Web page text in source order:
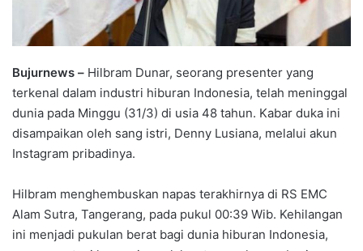
Bujurnews – Hilbram Dunar, seorang presenter yang
terkenal dalam industri hiburan Indonesia, telah meninggal
dunia pada Minggu (31/3) di usia 48 tahun. Kabar duka ini
disampaikan oleh sang istri, Denny Lusiana, melalui akun
Instagram pribadinya.
Hilbram menghembuskan napas terakhirnya di RS EMC
Alam Sutra, Tangerang, pada pukul 00:39 Wib. Kehilangan
ini menjadi pukulan berat bagi dunia hiburan Indonesia,